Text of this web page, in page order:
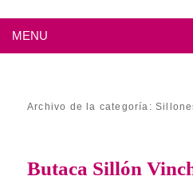
MENU
Archivo de la categoría:
Butaca Sillón